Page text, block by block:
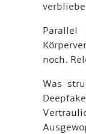
noch.
Was